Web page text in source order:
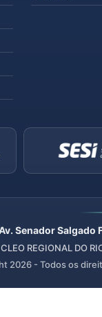
Senador
REGIONAL DO
2026 - Todos os